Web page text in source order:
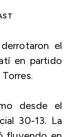
el
en partido
desde el
30-13. La